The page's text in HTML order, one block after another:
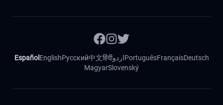
Español EnglishРусский中文हिंदीاردوPortuguêsFrançaisDeutsch
MagyarSlovenský